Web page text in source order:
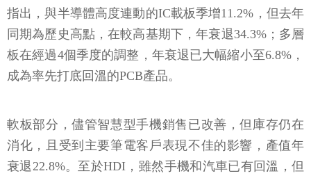
指出，與半導體高度連動的IC載板季增11.2%，但去年
同期為歷史高點，在較高基期下，年衰退34.3%；多層
板在經過4個季度的調整，年衰退已大幅縮小至6.8%，
成為率先打底回溫的PCB產品。
軟板部分，儘管智慧型手機銷售已改善，但庫存仍在
消化，且受到主要筆電客戶表現不佳的影響，產值年
衰退22.8%。至於HDI，雖然手機和汽車已有回溫，但